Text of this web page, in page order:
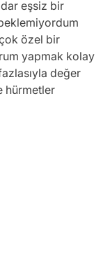
eşsiz bir
özel bir
yapmak kolay
değer
hürmetler